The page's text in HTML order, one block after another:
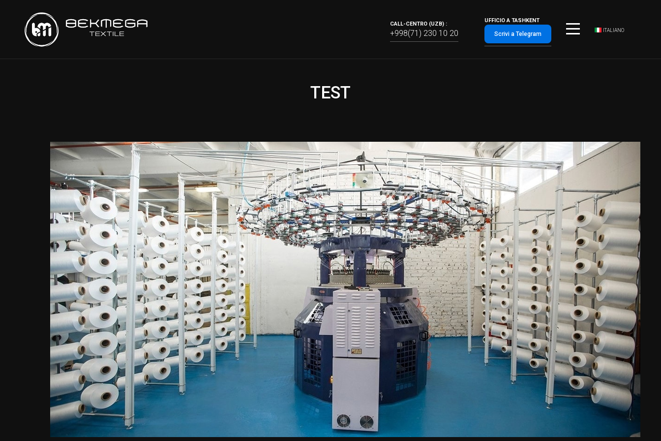
ITALIANO
CALL-CENTRO (UZB) :
+998(71) 230 10 20
UFFICIO A TASHKENT
Scrivi a Telegram
TEST